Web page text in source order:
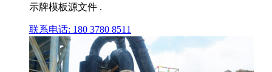
示牌模板源文件 .
联系电话: 180 3780 8511